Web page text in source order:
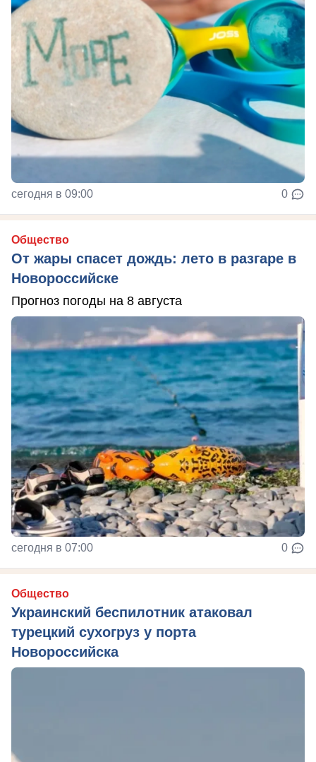
сегодня в 09:00 0
Общество
От жары спасет дождь: лето в разгаре в
Новороссийске
Прогноз погоды на 8 августа
сегодня в 07:00 0
Общество
Украинский беспилотник атаковал
турецкий сухогруз у порта
Новороссийска